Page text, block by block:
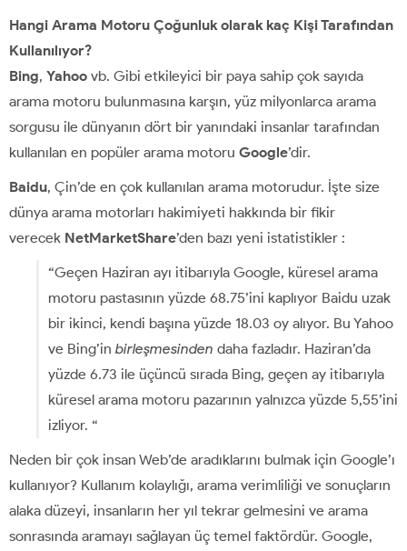
Hangi Arama Motoru Çoğunluk olarak kaç Kişi Tarafından
Kullanılıyor?
Bing, Yahoo vb. Gibi etkileyici bir paya sahip çok sayıda
arama motoru bulunmasına karşın, yüz milyonlarca arama
sorgusu ile dünyanın dört bir yanındaki insanlar tarafından
kullanılan en popüler arama motoru Google’dir.
Baidu, Çin’de en çok kullanılan arama motorudur. İşte size
dünya arama motorları hakimiyeti hakkında bir fikir
verecek NetMarketShare’den bazı yeni istatistikler :
“Geçen Haziran ayı itibarıyla Google, küresel arama
motoru pastasının yüzde 68.75’ini kaplıyor Baidu uzak
bir ikinci, kendi başına yüzde 18.03 oy alıyor. Bu Yahoo
ve Bing’in birleşmesinden daha fazladır. Haziran’da
yüzde 6.73 ile üçüncü sırada Bing, geçen ay itibarıyla
küresel arama motoru pazarının yalnızca yüzde 5,55’ini
izliyor. “
Neden bir çok insan Web’de aradıklarını bulmak için Google’ı
kullanıyor? Kullanım kolaylığı, arama verimliliği ve sonuçların
alaka düzeyi, insanların her yıl tekrar gelmesini ve arama
sonrasında aramayı sağlayan üç temel faktördür. Google,